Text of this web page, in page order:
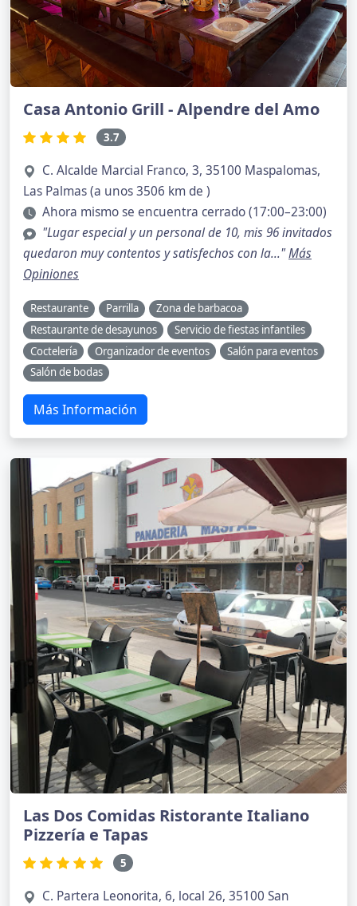
Casa Antonio Grill - Alpendre del Amo
3.7
C. Alcalde Marcial Franco, 3, 35100 Maspalomas,
Las Palmas (a unos 3506 km de )
Ahora mismo se encuentra cerrado (17:00–23:00)
"Lugar especial y un personal de 10, mis 96 invitados
quedaron muy contentos y satisfechos con la..."Más
Opiniones
Restaurante Parrilla
Zona de barbacoa
Restaurante de desayunos
Servicio de fiestas infantiles
Coctelería
Organizador de eventos
Salón para eventos
Salón de bodas
Más Información
Las Dos Comidas Ristorante Italiano
Pizzería e Tapas
5
C. Partera Leonorita, 6, local 26, 35100 San